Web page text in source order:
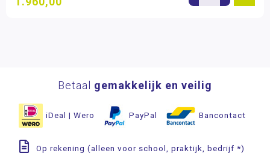
Betaal gemakkelijk en veilig
iDeal | Wero PayPal Bancontact
Op rekening (alleen voor school, praktijk, bedrijf *)